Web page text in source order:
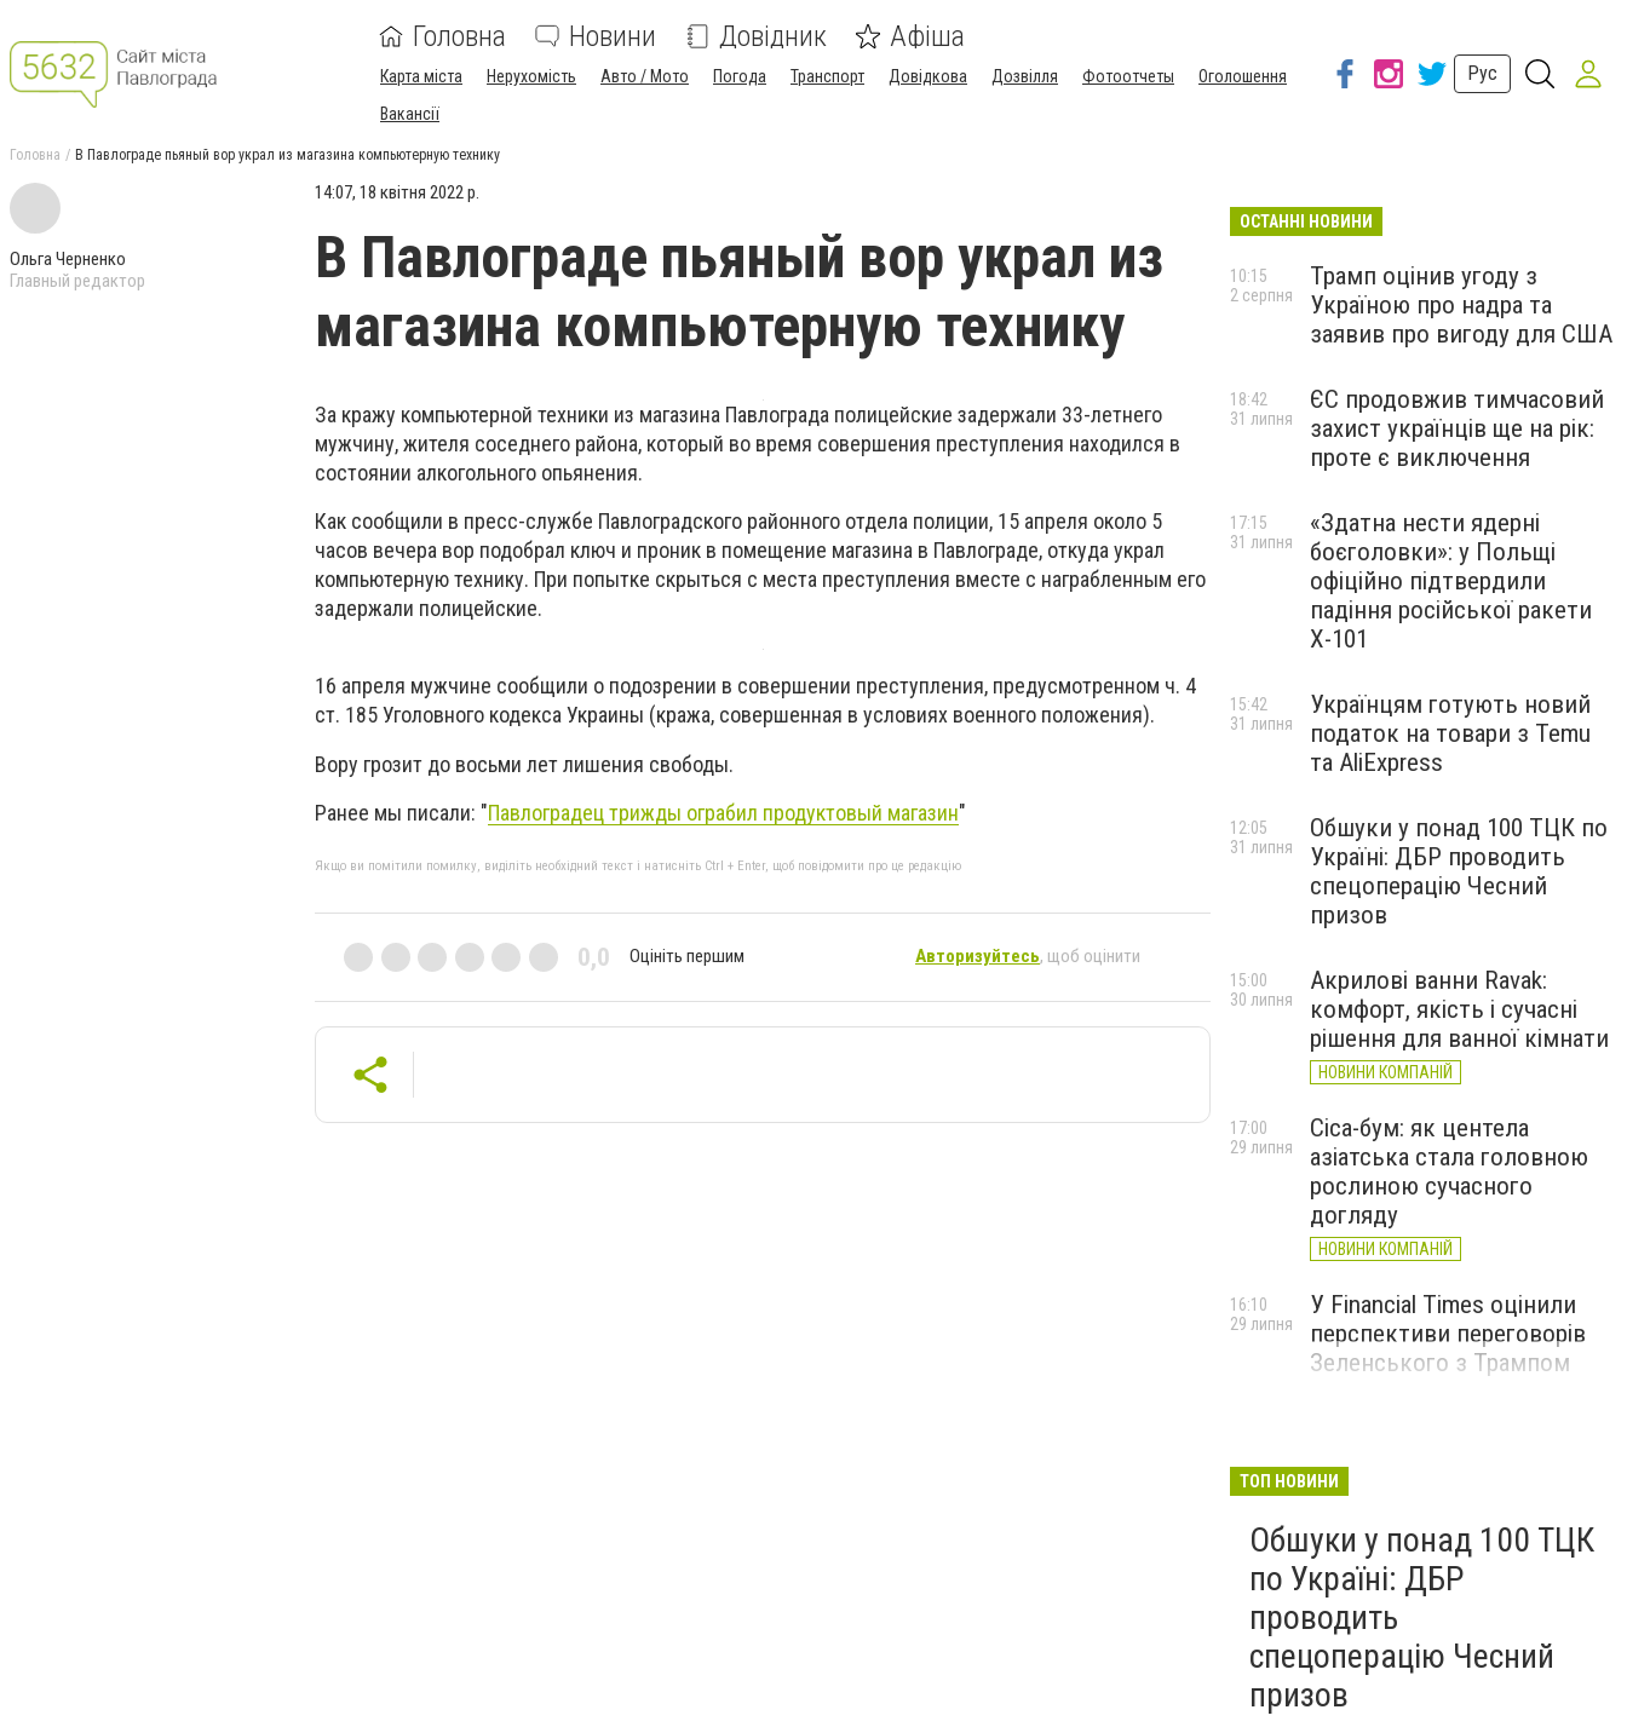
Головна Новини Довідник Афіша
Карта міста Нерухомість Авто / Мото Погода Транспорт Довідкова Дозвілля Фотоотчеты
Оголошення
Вакансії
Рус
Головна В Павлограде пьяный вор украл из магазина компьютерную технику
Ольга Черненко
Главный редактор
14:07, 18 квітня 2022 р.
В Павлограде пьяный вор украл из
магазина компьютерную технику
За кражу компьютерной техники из магазина Павлограда полицейские задержали 33-летнего
мужчину, жителя соседнего района, который во время совершения преступления находился в
состоянии алкогольного опьянения.
Как сообщили в пресс-службе Павлоградского районного отдела полиции, 15 апреля около 5
часов вечера вор подобрал ключ и проник в помещение магазина в Павлограде, откуда украл
компьютерную технику. При попытке скрыться с места преступления вместе с награбленным его
задержали полицейские.
16 апреля мужчине сообщили о подозрении в совершении преступления, предусмотренном ч. 4
ст. 185 Уголовного кодекса Украины (кража, совершенная в условиях военного положения).
Вору грозит до восьми лет лишения свободы.
Ранее мы писали: "Павлоградец трижды ограбил продуктовый магазин"
Якщо ви помітили помилку, виділіть необхідний текст і натисніть Ctrl + Enter, щоб повідомити про це редакцію
0,0 Оцініть першим Авторизуйтесь, щоб оцінити
ОСТАННІ НОВИНИ
Трамп оцінив угоду з
Україною про надра та
заявив про вигоду для США
10:15
2 серпня
ЄС продовжив тимчасовий
захист українців ще на рік:
проте є виключення
18:42
31 липня
«Здатна нести ядерні
боєголовки»: у Польщі
офіційно підтвердили
падіння російської ракети
Х-101
17:15
31 липня
Українцям готують новий
податок на товари з Temu
та AliExpress
15:42
31 липня
Обшуки у понад 100 ТЦК по
Україні: ДБР проводить
спецоперацію Чесний
призов
12:05
31 липня
Акрилові ванни Ravak:
комфорт, якість і сучасні
рішення для ванної кімнати
НОВИНИ КОМПАНІЙ
15:00
30 липня
Cica-бум: як центела
азіатська стала головною
рослиною сучасного
догляду
НОВИНИ КОМПАНІЙ
17:00
29 липня
У Financial Times оцінили
перспективи переговорів
Зеленського з Трампом
16:10
29 липня
ТОП НОВИНИ
Обшуки у понад 100 ТЦК
по Україні: ДБР
проводить
спецоперацію Чесний
призов